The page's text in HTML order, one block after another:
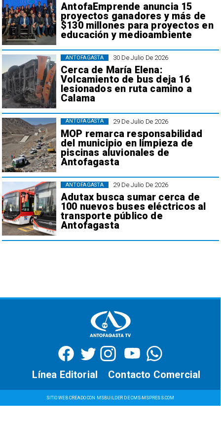
AntofaEmprende anuncia 15
proyectos ganadores y más de
$130 millones para proyectos en
educación y medioambiente
30 De Julio De 2026
Cerca de María Elena:
Volcamiento de bus deja 16
lesionados en ruta camino a
Calama
ANTOFAGASTA
29 De Julio De 2026
MOP remarca responsabilidad
del municipio en limpieza de
piscinas aluvionales de
Antofagasta
ANTOFAGASTA
29 De Julio De 2026
Adutax busca sumar cerca de
100 nuevos buses eléctricos al
transporte público de
Antofagasta
ANTOFAGASTA
SITIO WEB CREADO CON MSBUILDER DE CMS-MSPRESS.COM
Contacto Comercial
Línea Editorial